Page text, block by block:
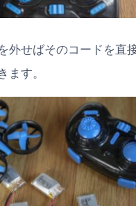
外せばそのコードを直
ます。